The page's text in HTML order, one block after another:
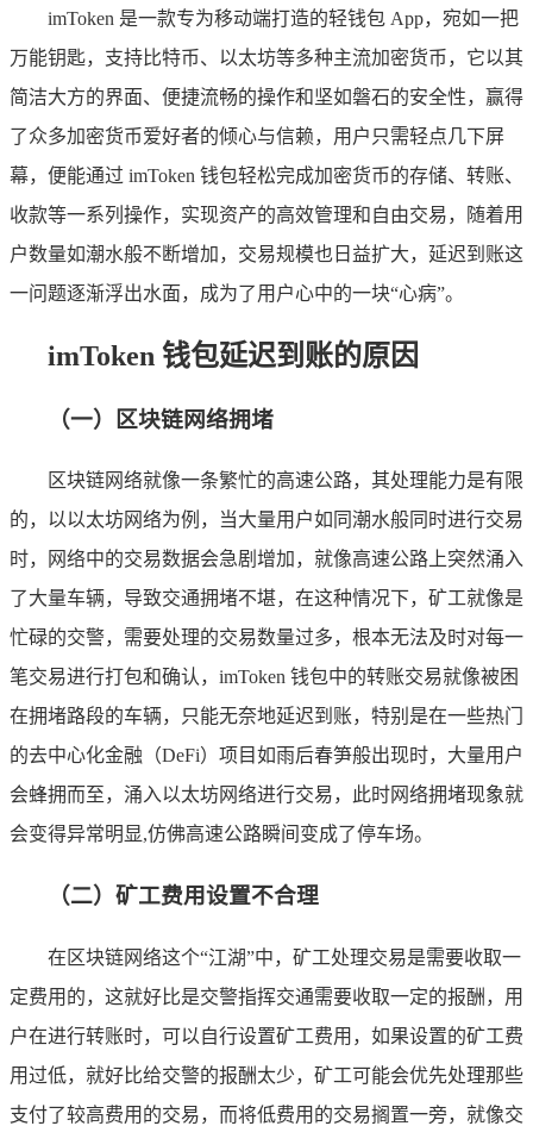
imToken 是一款专为移动端打造的轻钱包 App，宛如一把
万能钥匙，支持比特币、以太坊等多种主流加密货币，它以其
简洁大方的界面、便捷流畅的操作和坚如磐石的安全性，赢得
了众多加密货币爱好者的倾心与信赖，用户只需轻点几下屏
幕，便能通过 imToken 钱包轻松完成加密货币的存储、转账、
收款等一系列操作，实现资产的高效管理和自由交易，随着用
户数量如潮水般不断增加，交易规模也日益扩大，延迟到账这
一问题逐渐浮出水面，成为了用户心中的一块“心病”。
imToken 钱包延迟到账的原因
（一）区块链网络拥堵
区块链网络就像一条繁忙的高速公路，其处理能力是有限
的，以以太坊网络为例，当大量用户如同潮水般同时进行交易
时，网络中的交易数据会急剧增加，就像高速公路上突然涌入
了大量车辆，导致交通拥堵不堪，在这种情况下，矿工就像是
忙碌的交警，需要处理的交易数量过多，根本无法及时对每一
笔交易进行打包和确认，imToken 钱包中的转账交易就像被困
在拥堵路段的车辆，只能无奈地延迟到账，特别是在一些热门
的去中心化金融（DeFi）项目如雨后春笋般出现时，大量用户
会蜂拥而至，涌入以太坊网络进行交易，此时网络拥堵现象就
会变得异常明显,仿佛高速公路瞬间变成了停车场。
（二）矿工费用设置不合理
在区块链网络这个“江湖”中，矿工处理交易是需要收取一
定费用的，这就好比是交警指挥交通需要收取一定的报酬，用
户在进行转账时，可以自行设置矿工费用，如果设置的矿工费
用过低，就好比给交警的报酬太少，矿工可能会优先处理那些
支付了较高费用的交易，而将低费用的交易搁置一旁，就像交